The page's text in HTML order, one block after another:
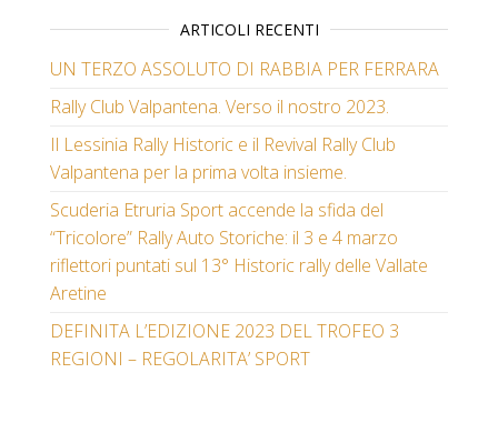
ARTICOLI RECENTI
UN TERZO ASSOLUTO DI RABBIA PER FERRARA
Rally Club Valpantena. Verso il nostro 2023.
Il Lessinia Rally Historic e il Revival Rally Club
Valpantena per la prima volta insieme.
Scuderia Etruria Sport accende la sfida del
“Tricolore” Rally Auto Storiche: il 3 e 4 marzo
riflettori puntati sul 13° Historic rally delle Vallate
Aretine
DEFINITA L’EDIZIONE 2023 DEL TROFEO 3
REGIONI – REGOLARITA’ SPORT